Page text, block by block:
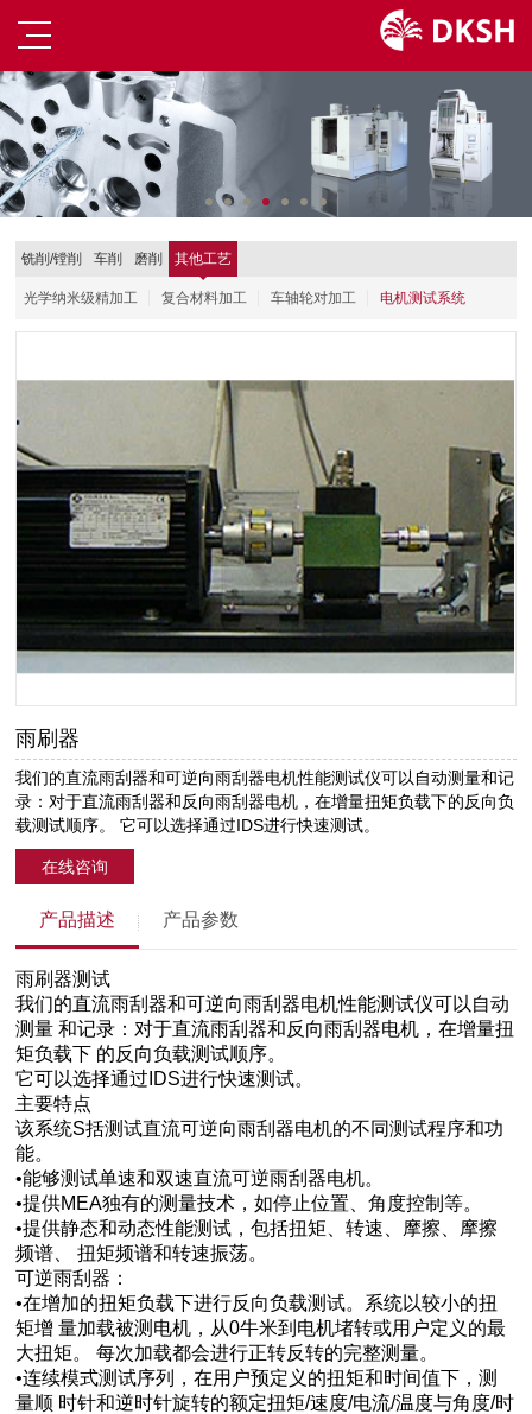
铣削/镗削 车削 磨削 其他工艺
光学纳米级精加工 复合材料加工 车轴轮对加工 电机测试系统
雨刷器
我们的直流雨刮器和可逆向雨刮器电机性能测试仪可以自动测量和记
录：对于直流雨刮器和反向雨刮器电机，在增量扭矩负载下的反向负
载测试顺序。 它可以选择通过IDS进行快速测试。
在线咨询
产品描述 产品参数
雨刷器测试
我们的直流雨刮器和可逆向雨刮器电机性能测试仪可以自动
测量 和记录：对于直流雨刮器和反向雨刮器电机，在增量扭
矩负载下 的反向负载测试顺序。
它可以选择通过IDS进行快速测试。
主要特点
该系统S括测试直流可逆向雨刮器电机的不同测试程序和功
能。
•能够测试单速和双速直流可逆雨刮器电机。
•提供MEA独有的测量技术，如停止位置、角度控制等。
•提供静态和动态性能测试，包括扭矩、转速、摩擦、摩擦
频谱、 扭矩频谱和转速振荡。
可逆雨刮器：
•在增加的扭矩负载下进行反向负载测试。系统以较小的扭
矩增 量加载被测电机，从0牛米到电机堵转或用户定义的最
大扭矩。 每次加载都会进行正转反转的完整测量。
•连续模式测试序列，在用户预定义的扭矩和时间值下，测
量顺 时针和逆时针旋转的额定扭矩/速度/电流/温度与角度/时